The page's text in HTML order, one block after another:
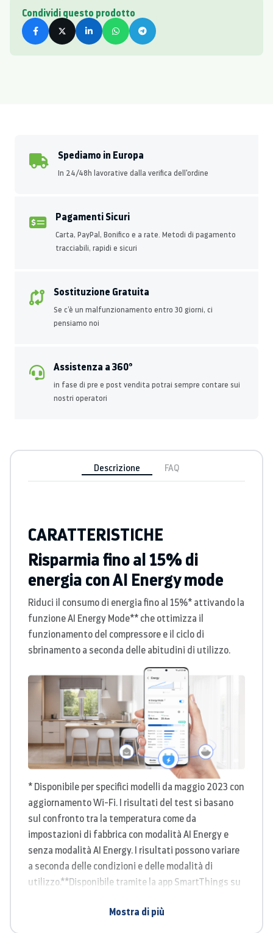
Condividi questo prodotto
Spediamo in Europa
In 24/48h lavorative dalla verifica dell'ordine
Pagamenti Sicuri
Carta, PayPal, Bonifico e a rate. Metodi di pagamento
tracciabili, rapidi e sicuri
Sostituzione Gratuita
Se c’è un malfunzionamento entro 30 giorni, ci
pensiamo noi
Assistenza a 360°
in fase di pre e post vendita potrai sempre contare sui
nostri operatori
Descrizione FAQ
CARATTERISTICHE
Risparmia fino al 15% di
energia con AI Energy mode
Riduci il consumo di energia fino al 15%* attivando la
funzione AI Energy Mode** che ottimizza il
funzionamento del compressore e il ciclo di
sbrinamento a seconda delle abitudini di utilizzo.
* Disponibile per specifici modelli da maggio 2023 con
aggiornamento Wi-Fi. I risultati del test si basano
sul confronto tra la temperatura come da
impostazioni di fabbrica con modalità AI Energy e
senza modalità AI Energy. I risultati possono variare
a seconda delle condizioni e delle modalità di
utilizzo.**Disponibile tramite la app SmartThings su
connessione Wi-Fi e un account Samsung.*** Le
Mostra di più